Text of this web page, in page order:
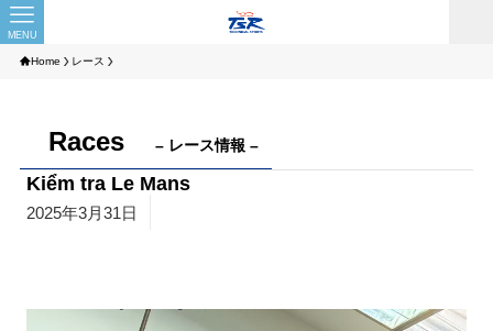
MENU
Home レース
Races – レース情報 –
Kiểm tra Le Mans
2025年3月31日